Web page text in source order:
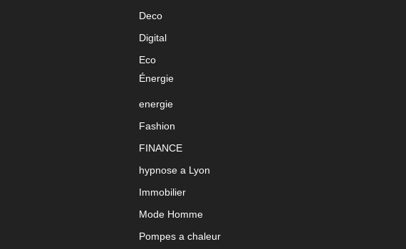
Deco
Digital
Eco
Énergie
energie
Fashion
FINANCE
hypnose a Lyon
Immobilier
Mode Homme
Pompes a chaleur